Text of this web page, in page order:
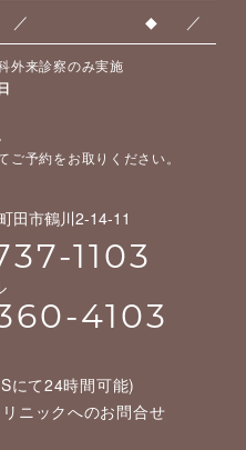
／ ◆ ／
外来診察のみ実施
予約をお取りください。
田市鶴川2-14-11
1103
4103
にて24時間可能)
ニックへのお問合せ